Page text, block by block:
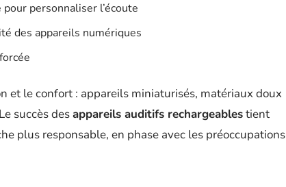
personnaliser l’écoute
des appareils numériques
et le confort : appareils miniaturisés, matériaux doux
succès desappareils auditifs rechargeablestient
plus responsable, en phase avec les préoccupations